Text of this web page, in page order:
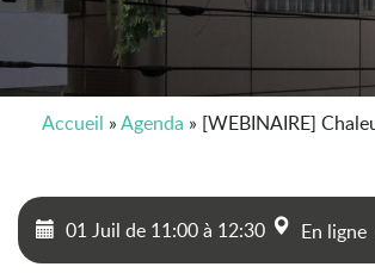
Accueil »Agenda » [WEBINAIRE]
01 Juil de 11:00à 12:30 En ligne